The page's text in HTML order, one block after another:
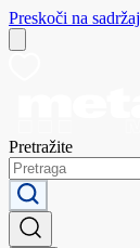
Preskoči na sadržaj
Pretražite